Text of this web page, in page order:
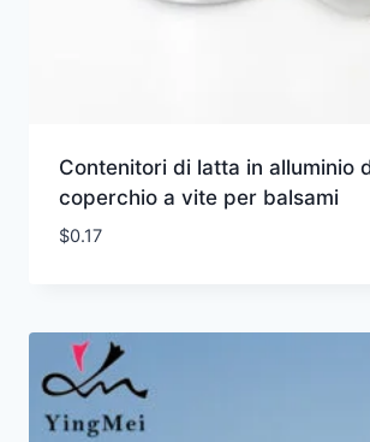
Contenitori di latta in alluminio
coperchio a vite per balsami
$0.17